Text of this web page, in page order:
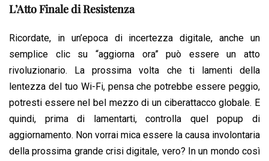
L’Atto Finale di Resistenza
Ricordate, in un’epoca di incertezza digitale, anche un
semplice clic su “aggiorna ora” può essere un atto
rivoluzionario. La prossima volta che ti lamenti della
lentezza del tuo Wi-Fi, pensa che potrebbe essere peggio,
potresti essere nel bel mezzo di un ciberattacco globale. E
quindi, prima di lamentarti, controlla quel popup di
aggiornamento. Non vorrai mica essere la causa involontaria
della prossima grande crisi digitale, vero? In un mondo così